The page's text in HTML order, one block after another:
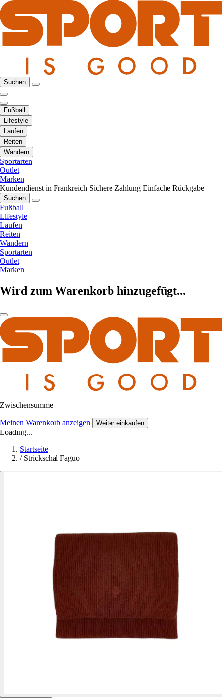
Suchen
Fußball
Lifestyle
Laufen
Reiten
Wandern
Sportarten
Outlet
Marken
Kundendienst in Frankreich Sichere Zahlung Einfache Rückgabe
Suchen
Fußball
Lifestyle
Laufen
Reiten
Wandern
Sportarten
Outlet
Marken
Wird zum Warenkorb hinzugefügt...
Zwischensumme
Meinen Warenkorb anzeigen Weiter einkaufen
Loading...
Startseite
/ Strickschal Faguo